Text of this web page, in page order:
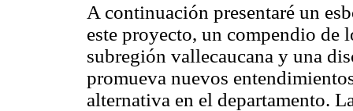
A continuación presentaré un
este proyecto, un compendio de
subregión vallecaucana y una
promueva nuevos
alternativa en el departamento.